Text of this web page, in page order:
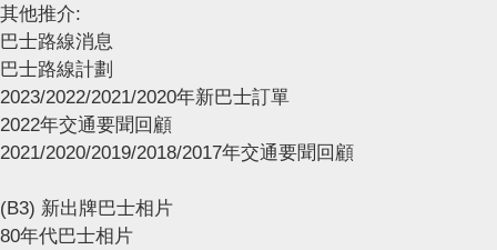
其他推介:
巴士路線消息
巴士路線計劃
2023/2022/2021/2020年新巴士訂單
2022年交通要聞回顧
2021/2020/2019/2018/2017年交通要聞回顧
(B3) 新出牌巴士相片
80年代巴士相片